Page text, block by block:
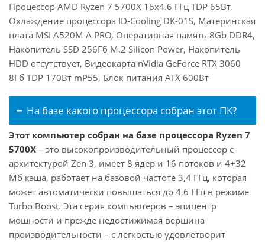
Процессор AMD Ryzen 7 5700X 16x4.6 ГГц TDP 65Вт,
Охлаждение процессора ID-Cooling DK-01S, Материнская
плата MSI A520M A PRO, Оперативная память 8Gb DDR4,
Накопитель SSD 256Гб M.2 Silicon Power, Накопитель
HDD отсутствует, Видеокарта nVidia GeForce RTX 3060
8Гб TDP 170Вт mP55, Блок питания ATX 600Вт
На базе какого процессора собран этот ПК?
Этот компьютер собран на базе процессора Ryzen 7
5700X – это высокопроизводительный процессор с
архитектурой Zen 3, имеет 8 ядер и 16 потоков и 4+32
Мб кэша, работает на базовой частоте 3,4 ГГц, которая
может автоматически повышаться до 4,6 ГГц в режиме
Turbo Boost. Эта серия компьютеров – эпицентр
мощности и прежде недостижимая вершина
производительности – с легкостью удовлетворит